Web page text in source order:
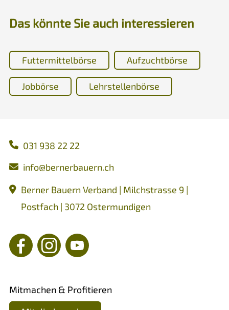
Das könnte Sie auch interessieren
Futtermittelbörse Aufzuchtbörse
Jobbörse Lehrstellenbörse
031 938 22 22
nf
b rn rb rn ch
Berner Bauern Verband | Milchstrasse 9 |
Postfach | 3072 Ostermundigen
Mitmachen & Profitieren